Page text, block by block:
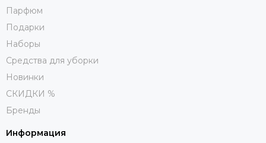
Парфюм
Подарки
Наборы
Средства для уборки
Новинки
СКИДКИ %
Бренды
Информация